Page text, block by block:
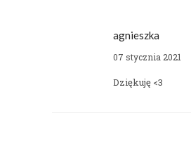
agnieszka
07 stycznia 2021
Dziękuję <3